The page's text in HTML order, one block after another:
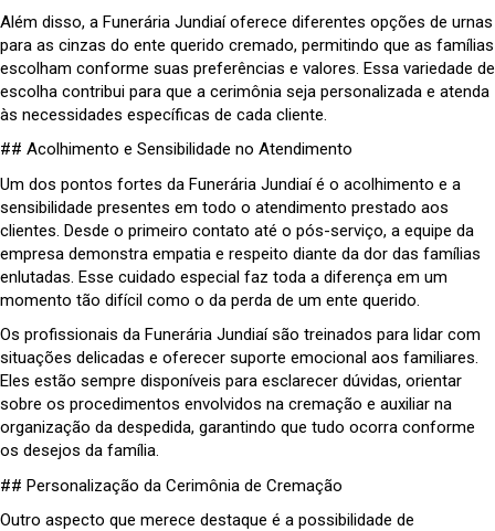
Além disso, a Funerária Jundiaí oferece diferentes opções de urnas
para as cinzas do ente querido cremado, permitindo que as famílias
escolham conforme suas preferências e valores. Essa variedade de
escolha contribui para que a cerimônia seja personalizada e atenda
às necessidades específicas de cada cliente.
## Acolhimento e Sensibilidade no Atendimento
Um dos pontos fortes da Funerária Jundiaí é o acolhimento e a
sensibilidade presentes em todo o atendimento prestado aos
clientes. Desde o primeiro contato até o pós-serviço, a equipe da
empresa demonstra empatia e respeito diante da dor das famílias
enlutadas. Esse cuidado especial faz toda a diferença em um
momento tão difícil como o da perda de um ente querido.
Os profissionais da Funerária Jundiaí são treinados para lidar com
situações delicadas e oferecer suporte emocional aos familiares.
Eles estão sempre disponíveis para esclarecer dúvidas, orientar
sobre os procedimentos envolvidos na cremação e auxiliar na
organização da despedida, garantindo que tudo ocorra conforme
os desejos da família.
## Personalização da Cerimônia de Cremação
Outro aspecto que merece destaque é a possibilidade de